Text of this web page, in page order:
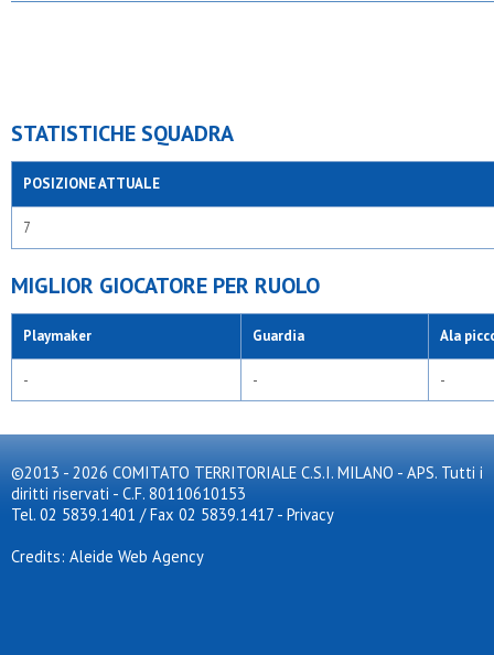
STATISTICHE SQUADRA
POSIZIONE ATTUALE
7
MIGLIOR GIOCATORE PER RUOLO
Playmaker Guardia Ala
- - -
©2013 - 2026 COMITATO TERRITORIALE C.S.I. MILANO - APS. Tutti i
diritti riservati - C.F. 80110610153
Tel. 02 5839.1401 / Fax 02 5839.1417 - Privacy
Credits: Aleide Web Agency